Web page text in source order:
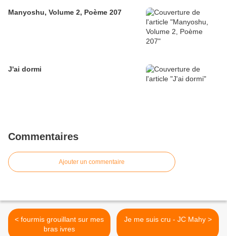
Manyoshu, Volume 2, Poème 207
J'ai dormi
Commentaires
Ajouter un commentaire
< fourmis grouillant sur mes
bras ivres
Je me suis cru - JC Mahy >